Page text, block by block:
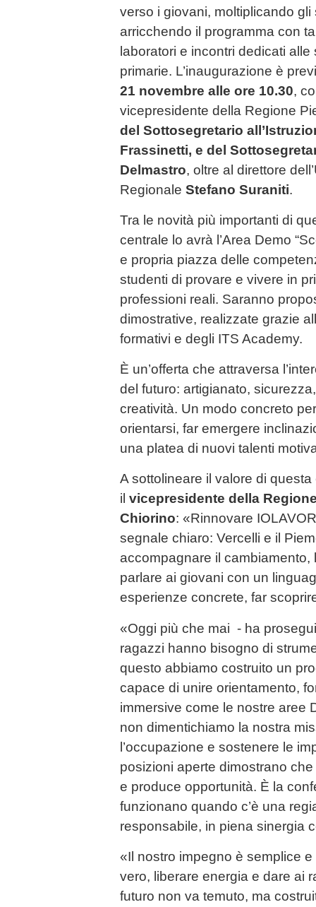
verso i giovani, moltiplicando
arricchendo il programma con
laboratori e incontri dedicati
primarie. L’inaugurazione è
21 novembre alle ore 10.30,
vicepresidente della Regione
del Sottosegretario
Frassinetti, e del
Delmastro, oltre al direttore
Regionale Stefano Suraniti.
Tra le novità più importanti di
centrale lo avrà l’Area Demo
e propria piazza delle
studenti di provare e vivere in
professioni reali. Saranno
dimostrative, realizzate grazie
formativi e degli ITS Academy.
È un’offerta che attraversa
del futuro: artigianato,
creatività. Un modo concreto
orientarsi, far emergere
una platea di nuovi talenti
A sottolineare il valore di
il vicepresidente della
Chiorino: «Rinnovare
segnale chiaro: Vercelli e il
accompagnare il cambiamento,
parlare ai giovani con un
esperienze concrete, far
«Oggi più che mai - ha
ragazzi hanno bisogno di
questo abbiamo costruito un
capace di unire orientamento,
immersive come le nostre aree
non dimentichiamo la nostra
l’occupazione e sostenere le
posizioni aperte dimostrano
e produce opportunità. È la
funzionano quando c’è una
responsabile, in piena sinergia
«Il nostro impegno è semplice
vero, liberare energia e dare ai
futuro non va temuto, ma